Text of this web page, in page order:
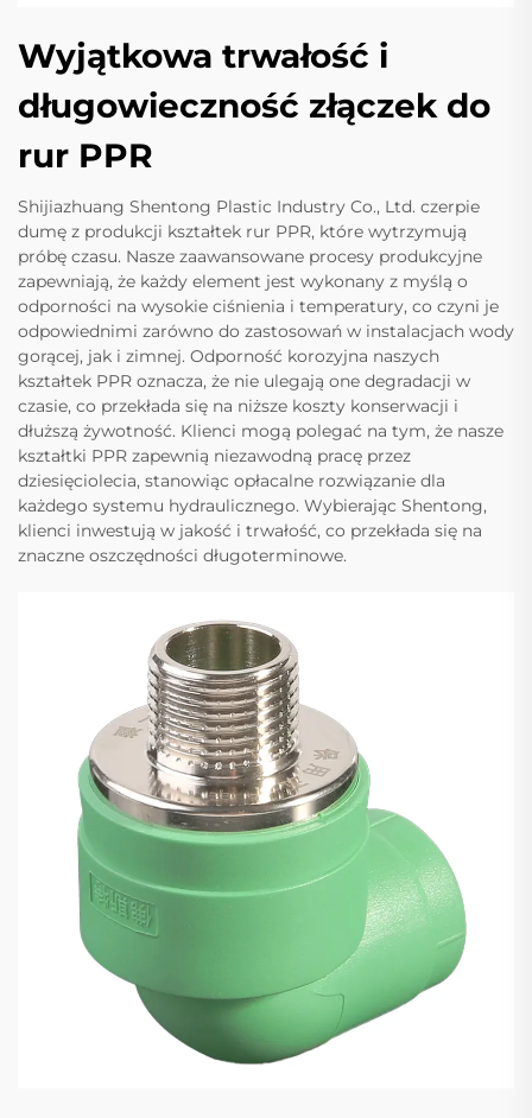
Wyjątkowa trwałość i
długowieczność złączek do
rur PPR
Shijiazhuang Shentong Plastic Industry Co., Ltd. czerpie
dumę z produkcji kształtek rur PPR, które wytrzymują
próbę czasu. Nasze zaawansowane procesy produkcyjne
zapewniają, że każdy element jest wykonany z myślą o
odporności na wysokie ciśnienia i temperatury, co czyni je
odpowiednimi zarówno do zastosowań w instalacjach wody
gorącej, jak i zimnej. Odporność korozyjna naszych
kształtek PPR oznacza, że nie ulegają one degradacji w
czasie, co przekłada się na niższe koszty konserwacji i
dłuższą żywotność. Klienci mogą polegać na tym, że nasze
kształtki PPR zapewnią niezawodną pracę przez
dziesięciolecia, stanowiąc opłacalne rozwiązanie dla
każdego systemu hydraulicznego. Wybierając Shentong,
klienci inwestują w jakość i trwałość, co przekłada się na
znaczne oszczędności długoterminowe.